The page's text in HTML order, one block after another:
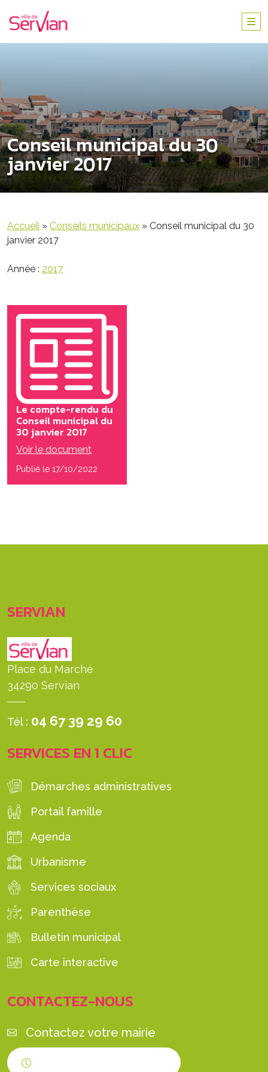
Conseil municipal du 30
janvier 2017
Accueil » Conseils municipaux » Conseil municipal du 30
janvier 2017
Année : 2017
Le compte-rendu du
Conseil municipal du
30 janvier 2017
Voir le document
Publié le 17/10/2022
SERVIAN
Place du Marché
34290 Servian
Tél : 04 67 39 29 60
SERVICES EN 1 CLIC
Démarches administratives
Portail famille
Agenda
Urbanisme
Services sociaux
Parenthèse
Bulletin municipal
Carte interactive
CONTACTEZ-NOUS
Contactez votre mairie